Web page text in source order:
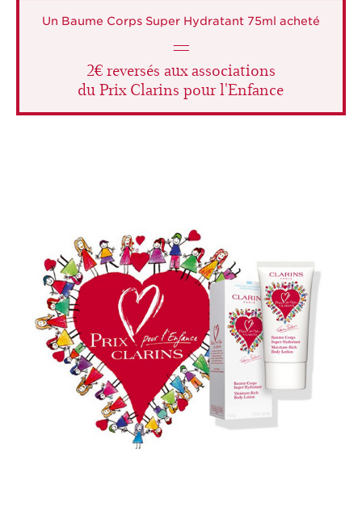
Un Baume Corps Super Hydratant 75ml acheté
=
2€ reversés aux associations
du Prix Clarins pour l'Enfance